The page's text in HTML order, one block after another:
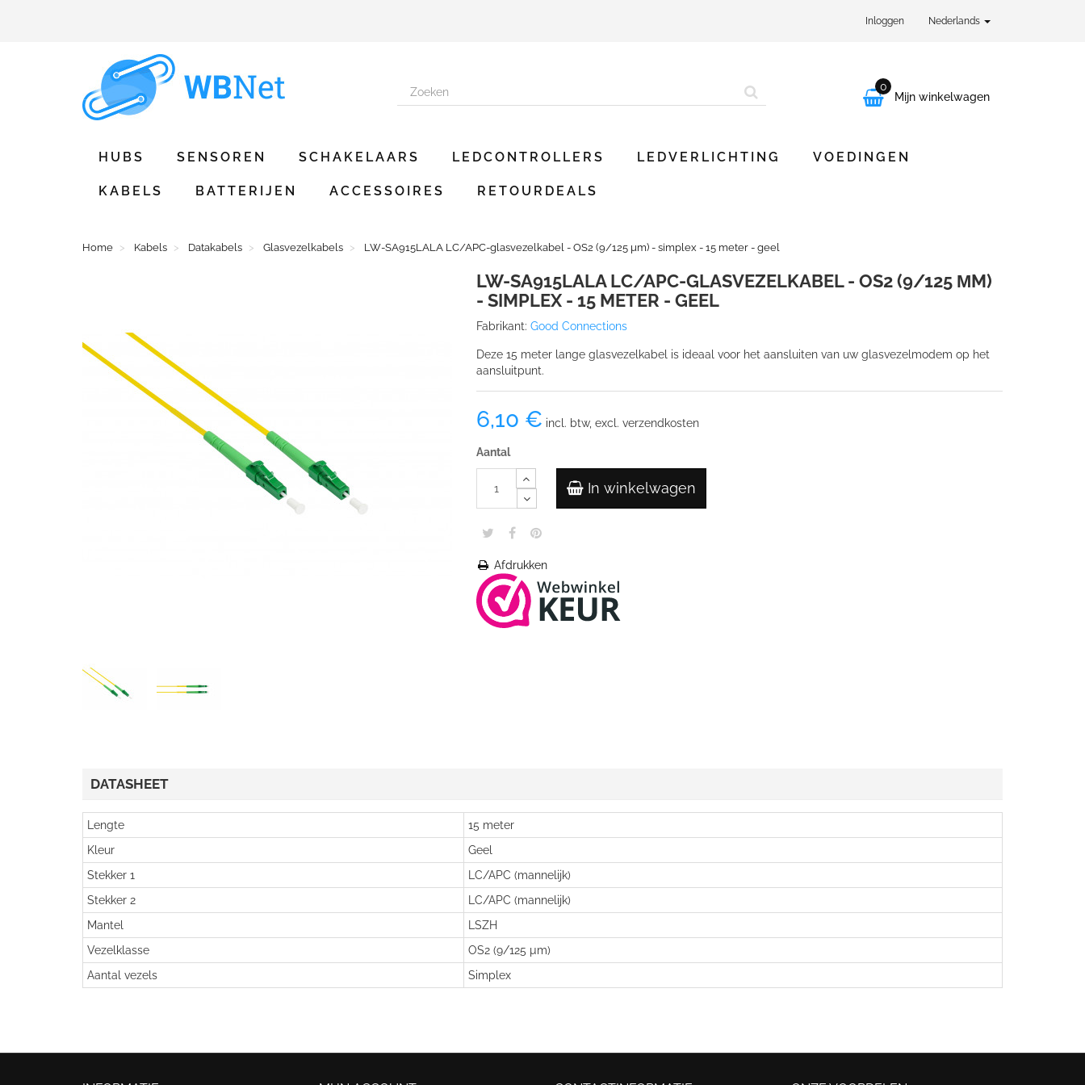
Inloggen Nederlands

0
Mijn winkelwagen
HUBS SENSOREN SCHAKELAARS LEDCONTROLLERS LEDVERLICHTING VOEDINGEN
KABELS BATTERIJEN ACCESSOIRES RETOURDEALS
Home Kabels Datakabels Glasvezelkabels LW-SA915LALA LC/APC-glasvezelkabel - OS2 (9/125 µm) - simplex - 15 meter - geel
LW-SA915LALA LC/APC-GLASVEZELKABEL - OS2 (9/125 ΜM)
- SIMPLEX - 15 METER - GEEL
Fabrikant: Good Connections
Deze 15 meter lange glasvezelkabel is ideaal voor het aansluiten van uw glasvezelmodem op het
aansluitpunt.
6,10 € incl. btw, excl. verzendkosten
Aantal
In winkelwagen
Afdrukken
DATASHEET
Lengte
15 meter
Kleur
Geel
Stekker 1
LC/APC (mannelijk)
Stekker 2
LC/APC (mannelijk)
Mantel
LSZH
Vezelklasse
OS2 (9/125 µm)
Aantal vezels
Simplex